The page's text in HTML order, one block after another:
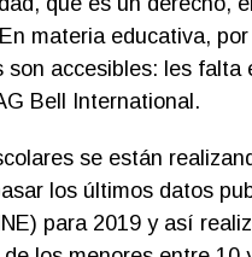
materia educativa,
son accesibles: les falta
Bell International.
se están
los últimos datos
para 2019 y así